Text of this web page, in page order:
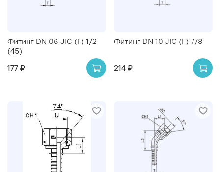
Фитинг DN 06 JIC (Г) 1/2
(45)
177 ₽
Фитинг DN 10 JIC (Г) 7/8
214 ₽